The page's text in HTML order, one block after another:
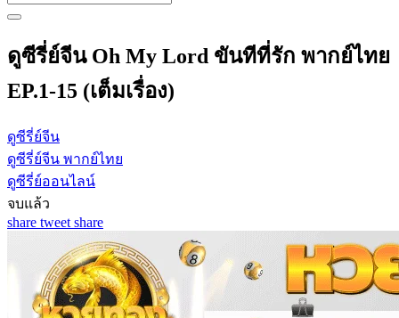
ดูซีรี่ย์จีน Oh My Lord ขันทีที่รัก พากย์ไทย
EP.1-15 (เต็มเรื่อง)
ดูซีรี่ย์จีน
ดูซีรี่ย์จีน พากย์ไทย
ดูซีรี่ย์ออนไลน์
จบแล้ว
share tweet share